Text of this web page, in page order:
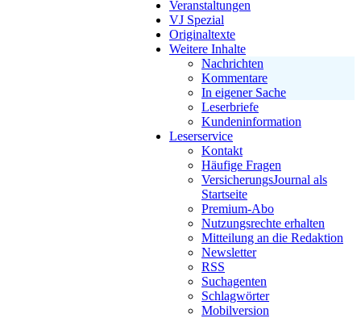
Veranstaltungen
VJ Spezial
Originaltexte
Weitere Inhalte
Nachrichten
Kommentare
In eigener Sache
Leserbriefe
Kundeninformation
Leserservice
Kontakt
Häufige Fragen
VersicherungsJournal als
Startseite
Premium-Abo
Nutzungsrechte erhalten
Mitteilung an die Redaktion
Newsletter
RSS
Suchagenten
Schlagwörter
Mobilversion